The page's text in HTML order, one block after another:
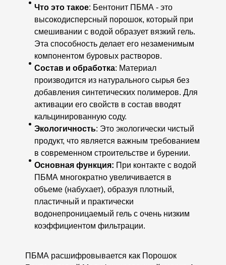
Что это такое: Бентонит ПБМА - это
высокодисперсный порошок, который при
смешивании с водой образует вязкий гель.
Эта способность делает его незаменимым
компонентом буровых растворов.
Состав и обработка: Материал
производится из натурального сырья без
добавления синтетических полимеров. Для
активации его свойств в состав вводят
кальцинированную соду.
Экологичность: Это экологически чистый
продукт, что является важным требованием
в современном строительстве и бурении.
Основная функция: При контакте с водой
ПБМА многократно увеличивается в
объеме (набухает), образуя плотный,
пластичный и практически
водонепроницаемый гель с очень низким
коэффициентом фильтрации.
ПБМА расшифровывается как Порошок